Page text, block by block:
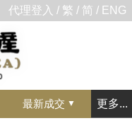
代理登入 / 繁 / 简 / ENG
最新成交 ▼ 更多...